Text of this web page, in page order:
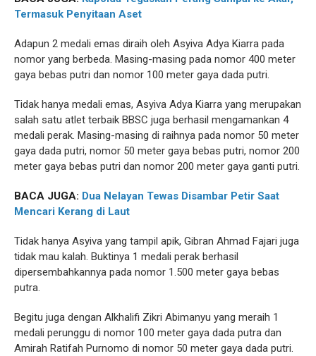
Termasuk Penyitaan Aset
Adapun 2 medali emas diraih oleh Asyiva Adya Kiarra pada
nomor yang berbeda. Masing-masing pada nomor 400 meter
gaya bebas putri dan nomor 100 meter gaya dada putri.
Tidak hanya medali emas, Asyiva Adya Kiarra yang merupakan
salah satu atlet terbaik BBSC juga berhasil mengamankan 4
medali perak. Masing-masing di raihnya pada nomor 50 meter
gaya dada putri, nomor 50 meter gaya bebas putri, nomor 200
meter gaya bebas putri dan nomor 200 meter gaya ganti putri.
BACA JUGA: Dua Nelayan Tewas Disambar Petir Saat
Mencari Kerang di Laut
Tidak hanya Asyiva yang tampil apik, Gibran Ahmad Fajari juga
tidak mau kalah. Buktinya 1 medali perak berhasil
dipersembahkannya pada nomor 1.500 meter gaya bebas
putra.
Begitu juga dengan Alkhalifi Zikri Abimanyu yang meraih 1
medali perunggu di nomor 100 meter gaya dada putra dan
Amirah Ratifah Purnomo di nomor 50 meter gaya dada putri.